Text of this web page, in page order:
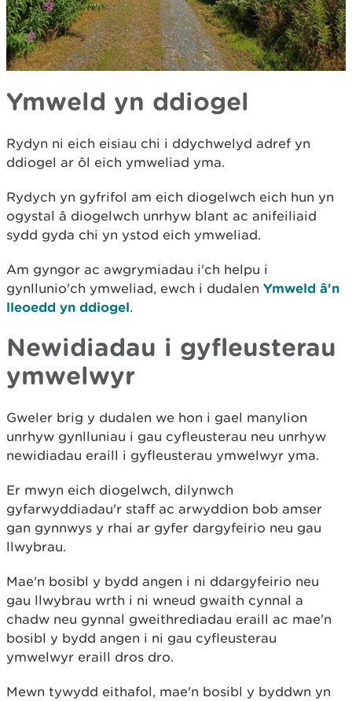
Ymweld yn ddiogel
Rydyn ni eich eisiau chi i ddychwelyd adref yn
ddiogel ar ôl eich ymweliad yma.
Rydych yn gyfrifol am eich diogelwch eich hun yn
ogystal â diogelwch unrhyw blant ac anifeiliaid
sydd gyda chi yn ystod eich ymweliad.
Am gyngor ac awgrymiadau i'ch helpu i
gynllunio'ch ymweliad, ewch i dudalen Ymweld â'n
lleoedd yn ddiogel.
Newidiadau i gyfleusterau
ymwelwyr
Gweler brig y dudalen we hon i gael manylion
unrhyw gynlluniau i gau cyfleusterau neu unrhyw
newidiadau eraill i gyfleusterau ymwelwyr yma.
Er mwyn eich diogelwch, dilynwch
gyfarwyddiadau'r staff ac arwyddion bob amser
gan gynnwys y rhai ar gyfer dargyfeirio neu gau
llwybrau.
Mae'n bosibl y bydd angen i ni ddargyfeirio neu
gau llwybrau wrth i ni wneud gwaith cynnal a
chadw neu gynnal gweithrediadau eraill ac mae'n
bosibl y bydd angen i ni gau cyfleusterau
ymwelwyr eraill dros dro.
Mewn tywydd eithafol, mae'n bosibl y byddwn yn